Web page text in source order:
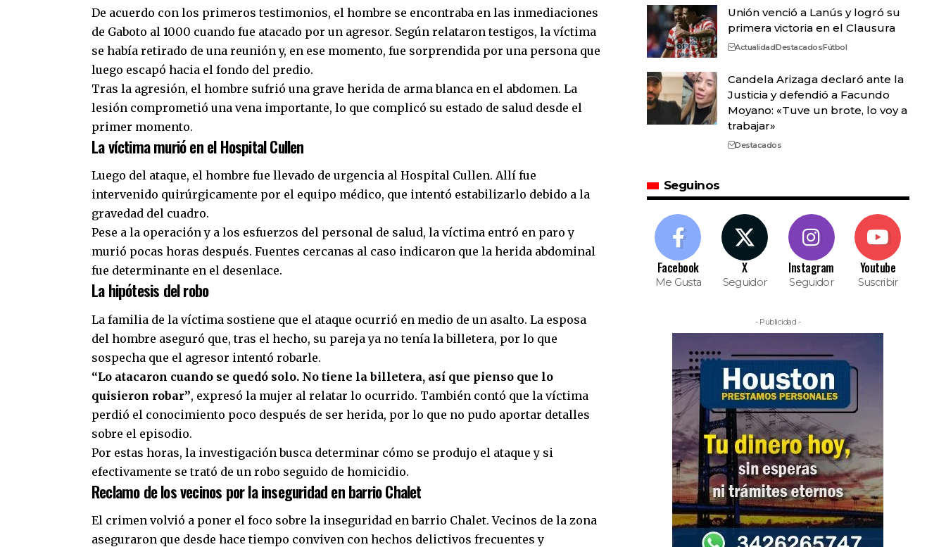
De acuerdo con los primeros testimonios, el hombre se encontraba en las inmediaciones
de Gaboto al 1000 cuando fue atacado por un agresor. Según relataron testigos, la víctima
se había retirado de una reunión y, en ese momento, fue sorprendida por una persona que
luego escapó hacia el fondo del predio.
Tras la agresión, el hombre sufrió una grave herida de arma blanca en el abdomen. La
lesión comprometió una vena importante, lo que complicó su estado de salud desde el
primer momento.
La víctima murió en el Hospital Cullen
Luego del ataque, el hombre fue llevado de urgencia al Hospital Cullen. Allí fue
intervenido quirúrgicamente por el equipo médico, que intentó estabilizarlo debido a la
gravedad del cuadro.
Pese a la operación y a los esfuerzos del personal de salud, la víctima entró en paro y
murió pocas horas después. Fuentes cercanas al caso indicaron que la herida abdominal
fue determinante en el desenlace.
La hipótesis del robo
La familia de la víctima sostiene que el ataque ocurrió en medio de un asalto. La esposa
del hombre aseguró que, tras el hecho, su pareja ya no tenía la billetera, por lo que
sospecha que el agresor intentó robarle.
“Lo atacaron cuando se quedó solo. No tiene la billetera, así que pienso que lo
quisieron robar”, expresó la mujer al relatar lo ocurrido. También contó que la víctima
perdió el conocimiento poco después de ser herida, por lo que no pudo aportar detalles
sobre el episodio.
Por estas horas, la investigación busca determinar cómo se produjo el ataque y si
efectivamente se trató de un robo seguido de homicidio.
Reclamo de los vecinos por la inseguridad en barrio Chalet
El crimen volvió a poner el foco sobre la inseguridad en barrio Chalet. Vecinos de la zona
aseguraron que desde hace tiempo conviven con hechos delictivos frecuentes y
Unión venció a Lanús y logró su
primera victoria en el Clausura
ActualidadDestacadosFútbol
Candela Arizaga declaró ante la
Justicia y defendió a Facundo
Moyano: «Tuve un brote, lo voy a
trabajar»
Destacados
Seguinos
Facebook
Me Gusta
X
Seguidor
Instagram
Seguidor
Youtube
Suscribir
- Publicidad -